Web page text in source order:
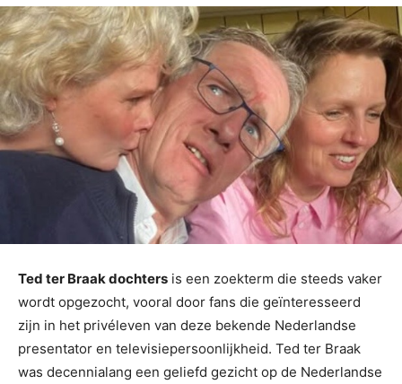
Ted ter Braak dochters is een zoekterm die steeds vaker
wordt opgezocht, vooral door fans die geïnteresseerd
zijn in het privéleven van deze bekende Nederlandse
presentator en televisiepersoonlijkheid. Ted ter Braak
was decennialang een geliefd gezicht op de Nederlandse